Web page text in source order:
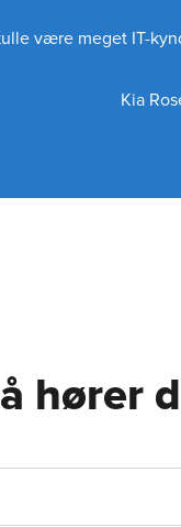
være meget IT-
Kia
hører